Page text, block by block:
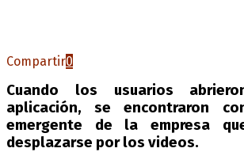
Compartir0
Cuando los usuarios
aplicación, se encontraron
emergente de la empresa
desplazarse por los videos.